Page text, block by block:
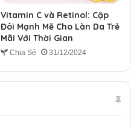
Vitamin C và Retinol: Cặp
Đôi Mạnh Mẽ Cho Làn Da Trẻ
Mãi Với Thời Gian
Chia Sẻ 31/12/2024